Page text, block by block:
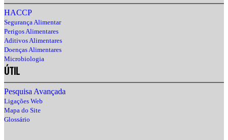
HACCP
Segurança Alimentar
Perigos Alimentares
Aditivos Alimentares
Doenças Alimentares
Microbiologia
ÚTIL
Pesquisa Avançada
Ligações Web
Mapa do Site
Glossário